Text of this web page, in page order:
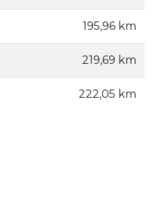
195,96 km
219,69 km
222,05 km